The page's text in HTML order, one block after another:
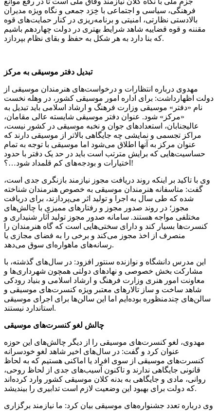
فرهنگی، سیاسی و اجتماعی با خِرَد جمعی و نگاه ویژه مدیران
بالادستی نظارتی، امنیتی و برنامه‌ریزی در کنار حمایت‌های قوه
مقننه و قوه قضاییه شاهد شرایط بهتری در دولت چهاردهم باشیم
که بنا دارد به هر شکل به حفظ و بقای نظام بپردازد.
تبدیل دفتر موسیقی به مرکز
مهدوی درباره انتظارات و درخواست‌های هنرمندان موسیقی از
دولت اظهارداشت: برای اداره امور موسیقی کشور، در وهله نخست
نام «دفتر» موسیقی وزارت فرهنگ و ارشاد اسلامی باید تبدیل به
«مرکز» شود. عنوان دفتر موسیقی شایسته عالی مقامان،
عالیجنابان، استعدادهای جوان و نخبه موسیقی در کشور نیست،
مراکز تجسمی و نمایشی چه جایگاهی بالاتر از موسیقی دارند که
عنوان مرکز به آنها اطلاق می‌شود اما موسیقی با توجه به تمام
حساسیت‌هایی که برایش مترتب است باید در حد یک دفتر با حدود
اختیارات و بودجه‌های کم قلمداد شود…؟!
وی با تاکید بر اینکه روند دریافت مجوز نیازمند بازنگری‌ جدی است،
گفت: متاسفانه هنرمندان موسیقی به خصوص هنرمندان شناخته
شده که طی سال به اجرا و تولید اثر می‌پردازند، برای دریافت
مجوز؛ در روند صدور مجوز و رفتارهای ممیزی با چالش‌های
مختلفی مواجه هستند. سامانه صدور مجوز تولید آثار شنیداری و
کنسرت‌ها بسیار کند و دارای سختی‌هایی است که گاه هنرمندان را
منصرف از اخذ مجوز می‌کند و برخی را به فضای مجازی یا
رسانه‌های ماهواره‌ای سوق می‌دهد.
این مدرس دانشگاه و نوازنده سنتور افزود: در سال‌های گذشته، با
مشارکت بخش خصوصی و نهادهای دولتی همچون شهرداری‌ها و
معاونت امور هنری وزارت فرهنگ و ارشاد اسلامی و بنیاد رودکی
شاهد ساخت و ساز تالارهای معتبر ویژه کنسرت‌های موسیقی و
سالن‌های چندمنظوره بوده‌ایم اما این سالن‌ها برای اجرای موسیقی
استاندارد نیستند.
چالش لغو کنسرت‌های موسیقی
مهدوی، لغو کنسرت‌های موسیقی را از دیگر چالش‌های این حوزه
عنوان کرد و گفت: در سال‌های اخیر شاهد لغو خودسرانه
کنسرت‌های موسیقی از سوی افراد یا اماکنی هستیم که به لحاظ
قانونی جایگاهی ندارند و تاکنون آسیب‌های جدی از لحاظ روحی،
روانی، مادی و جایگاهی به بدنه کلان موسیقی کشور وارد کرده‌اند
که دولت برای بهبود این وضعیت لازم است تدابیری را بیندیشد.
وی درباره تعدد جشنواره‌های موسیقی بیان کرد: ما نیازمند برگزاری